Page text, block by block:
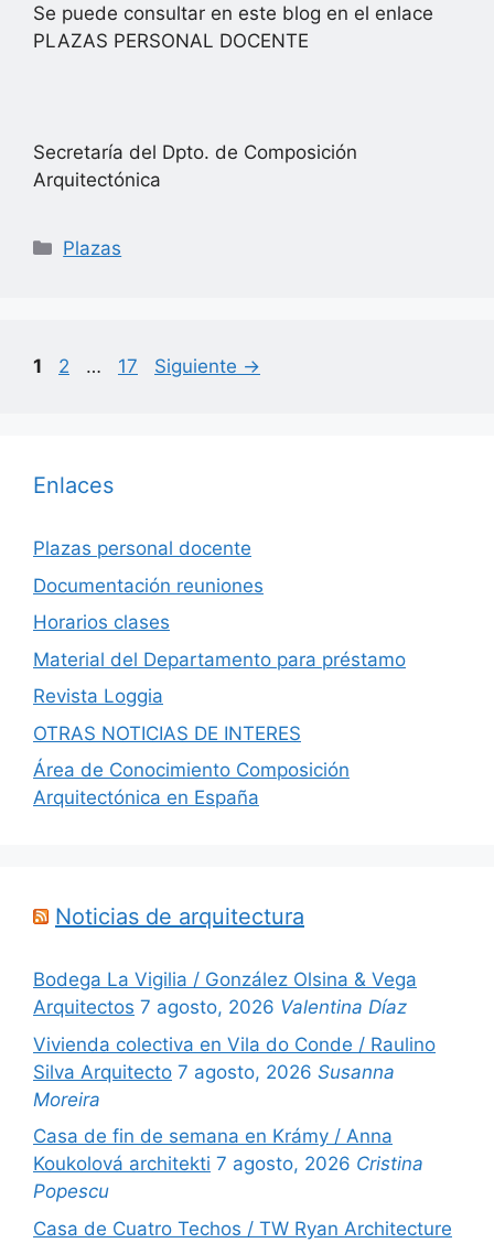
Se puede consultar en este blog en el enlace
PLAZAS PERSONAL DOCENTE
Secretaría del Dpto. de Composición
Arquitectónica
Categorías
Plazas
Página
1 Página
2 … Página
17 Siguiente →
Enlaces
Plazas personal docente
Documentación reuniones
Horarios clases
Material del Departamento para préstamo
Revista Loggia
OTRAS NOTICIAS DE INTERES
Área de Conocimiento Composición
Arquitectónica en España
Noticias de arquitectura
Bodega La Vigilia / González Olsina & Vega
Arquitectos 7 agosto, 2026 Valentina Díaz
Vivienda colectiva en Vila do Conde / Raulino
Silva Arquitecto 7 agosto, 2026 Susanna
Moreira
Casa de fin de semana en Krámy / Anna
Koukolová architekti 7 agosto, 2026 Cristina
Popescu
Casa de Cuatro Techos / TW Ryan Architecture